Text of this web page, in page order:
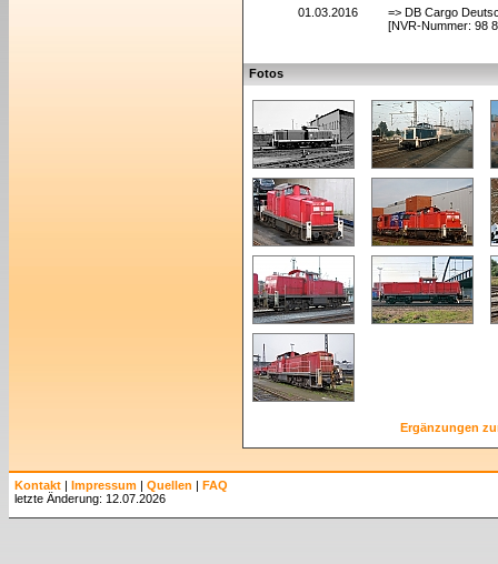
01.03.2016
=> DB Cargo
[NVR-Nummer: 98
Fotos
Ergänzungen
Kontakt | Impressum | Quellen | FAQ
letzte Änderung: 12.07.2026